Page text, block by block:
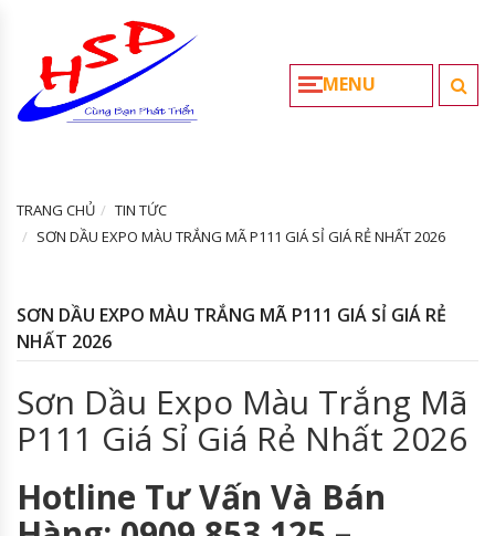
MENU
TRANG CHỦ
TIN TỨC
SƠN DẦU EXPO MÀU TRẮNG MÃ P111 GIÁ SỈ GIÁ RẺ NHẤT 2026
SƠN DẦU EXPO MÀU TRẮNG MÃ P111 GIÁ SỈ GIÁ RẺ
NHẤT 2026
Sơn Dầu Expo Màu Trắng Mã
P111 Giá Sỉ Giá Rẻ Nhất 2026
Hotline Tư Vấn Và Bán